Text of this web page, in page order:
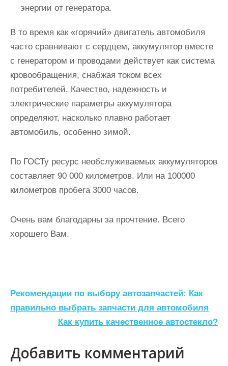
энергии от генератора.
В то время как «горячий» двигатель автомобиля
часто сравнивают с сердцем, аккумулятор вместе
с генератором и проводами действует как система
кровообращения, снабжая током всех
потребителей. Качество, надежность и
электрические параметры аккумулятора
определяют, насколько плавно работает
автомобиль, особенно зимой.
По ГОСТу ресурс необслуживаемых аккумуляторов
составляет 90 000 километров. Или на 100000
километров пробега 3000 часов.
Очень вам благодарны за прочтение. Всего
хорошего Вам.
Н
а
и
г
Рекомендации по выбору автозапчастей: Как
правильно выбрать запчасти для автомобиля
Как купить качественное автостекло?
Добавить комментарий